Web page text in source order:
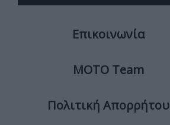
Επικοινωνία
ΜΟΤΟ Team
Πολιτική Απορρήτου